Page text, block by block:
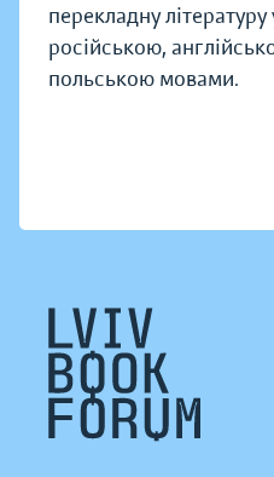
перекладну
російською,
польською мовами.